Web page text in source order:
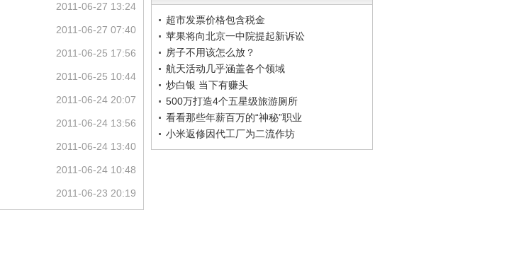
超市发票价格包含税金
苹果将向北京一中院提起新诉讼
房子不用该怎么放？
航天活动几乎涵盖各个领域
炒白银 当下有赚头
500万打造4个五星级旅游厕所
看看那些年薪百万的“神秘”职业
小米返修因代工厂为二流作坊
2011-06-27 13:24
2011-06-27 07:40
2011-06-25 17:56
2011-06-25 10:44
2011-06-24 20:07
2011-06-24 13:56
2011-06-24 13:40
2011-06-24 10:48
2011-06-23 20:19